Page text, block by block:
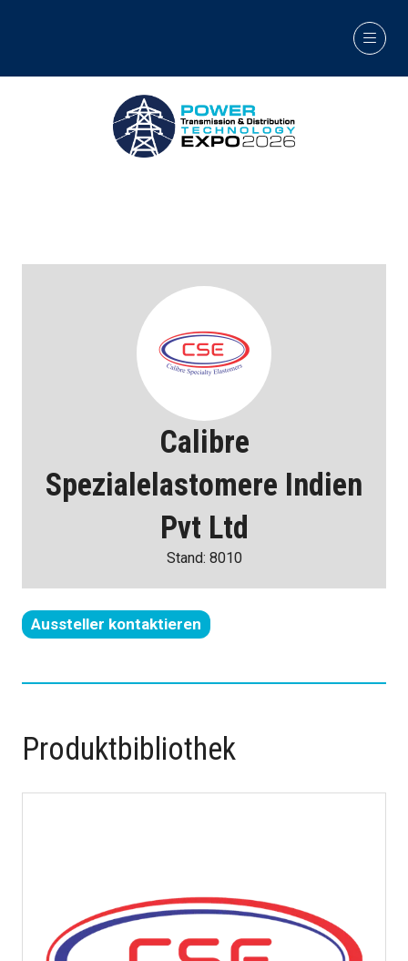
Calibre
Spezialelastomere Indien
Pvt Ltd
Stand: 8010
Aussteller kontaktieren
(wird
einem
geöffnet)
Produktbibliothek